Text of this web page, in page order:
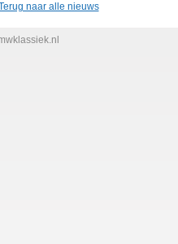
naar alle nieuws